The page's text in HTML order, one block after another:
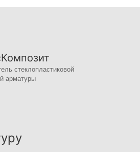
стеклопластиковой
арматуры